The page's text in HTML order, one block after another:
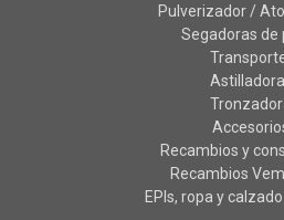
Pulverizador /
Segadoras de
Recambios y
Recambios
EPIs, ropa y